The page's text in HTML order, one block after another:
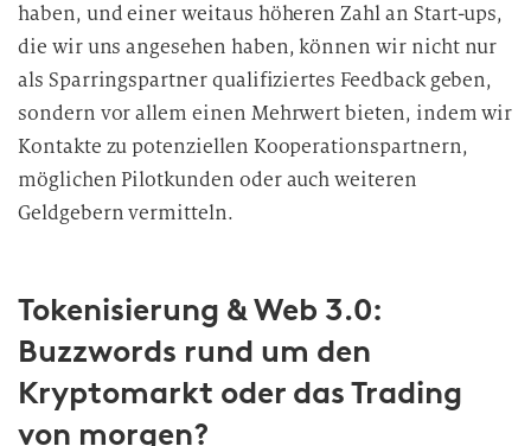
haben, und einer weitaus höheren Zahl an Start-ups,
die wir uns angesehen haben, können wir nicht nur
als Sparringspartner qualifiziertes Feedback geben,
sondern vor allem einen Mehrwert bieten, indem wir
Kontakte zu potenziellen Kooperationspartnern,
möglichen Pilotkunden oder auch weiteren
Geldgebern vermitteln.
Tokenisierung & Web 3.0:
Buzzwords rund um den
Kryptomarkt oder das Trading
von morgen?